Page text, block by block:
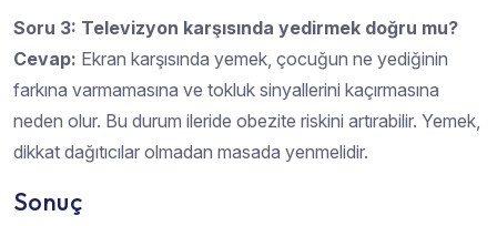
Soru 3: Televizyon karşısında yedirmek doğru mu?
Cevap: Ekran karşısında yemek, çocuğun ne yediğinin
farkına varmamasına ve tokluk sinyallerini kaçırmasına
neden olur. Bu durum ileride obezite riskini artırabilir. Yemek,
dikkat dağıtıcılar olmadan masada yenmelidir.
Sonuç